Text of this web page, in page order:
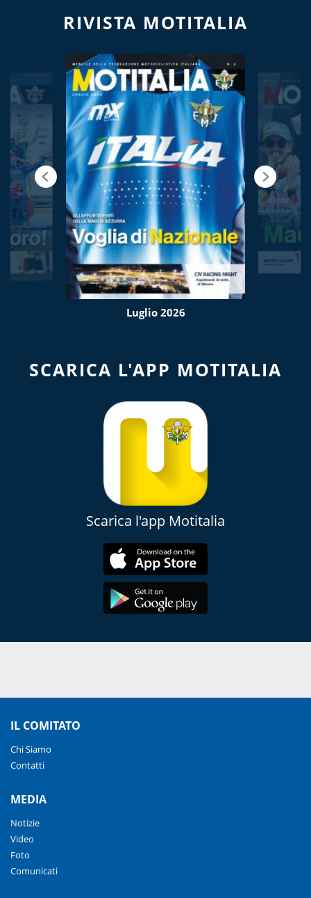
RIVISTA MOTITALIA
Luglio 2026
SCARICA L'APP MOTITALIA
Scarica l'app Motitalia
IL COMITATO
Chi Siamo
Contatti
MEDIA
Notizie
Video
Foto
Comunicati